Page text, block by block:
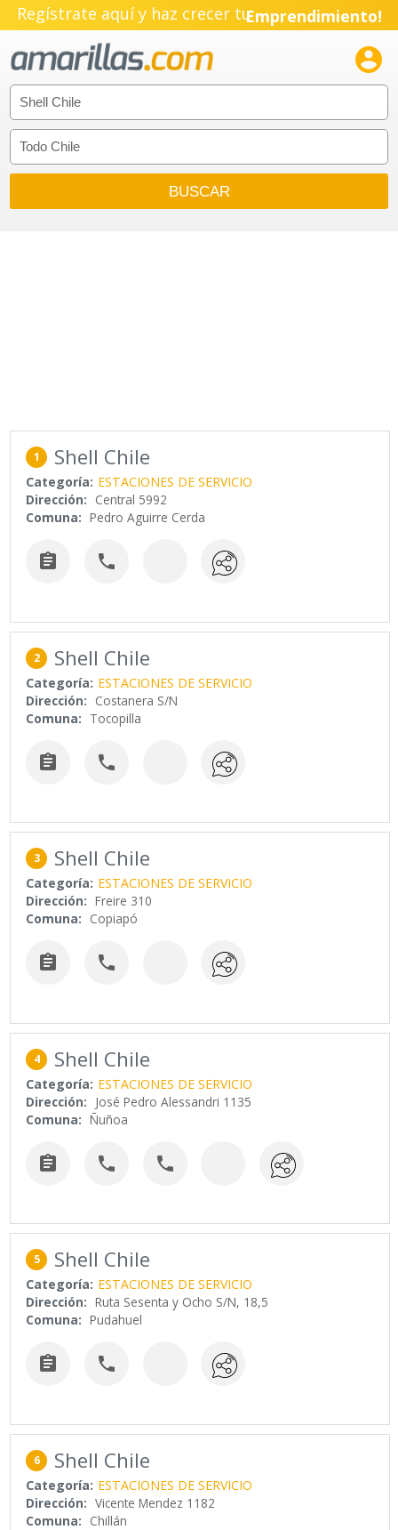
Regístrate aquí y haz crecer tuEmprendimiento!

1 Shell Chile
Categoría: ESTACIONES DE SERVICIO
Dirección: Central 5992
Comuna: Pedro Aguirre Cerda
 
2 Shell Chile
Categoría: ESTACIONES DE SERVICIO
Dirección: Costanera S/N
Comuna: Tocopilla
 
3 Shell Chile
Categoría: ESTACIONES DE SERVICIO
Dirección: Freire 310
Comuna: Copiapó
 
4 Shell Chile
Categoría: ESTACIONES DE SERVICIO
Dirección: José Pedro Alessandri 1135
Comuna: Ñuñoa
  
5 Shell Chile
Categoría: ESTACIONES DE SERVICIO
Dirección: Ruta Sesenta y Ocho S/N, 18,5
Comuna: Pudahuel
 
6 Shell Chile
Categoría: ESTACIONES DE SERVICIO
Dirección: Vicente Mendez 1182
Comuna: Chillán